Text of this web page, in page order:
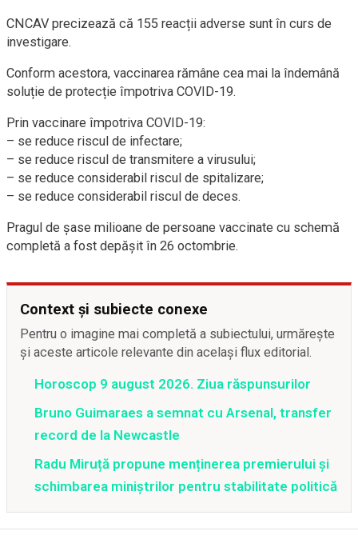
CNCAV precizează că 155 reacții adverse sunt în curs de
investigare.
Conform acestora, vaccinarea rămâne cea mai la îndemână
soluție de protecție împotriva COVID-19.
Prin vaccinare împotriva COVID-19:
– se reduce riscul de infectare;
– se reduce riscul de transmitere a virusului;
– se reduce considerabil riscul de spitalizare;
– se reduce considerabil riscul de deces.
Pragul de șase milioane de persoane vaccinate cu schemă
completă a fost depășit în 26 octombrie.
Context și subiecte conexe
Pentru o imagine mai completă a subiectului, urmărește
și aceste articole relevante din același flux editorial.
Horoscop 9 august 2026. Ziua răspunsurilor
Bruno Guimaraes a semnat cu Arsenal, transfer
record de la Newcastle
Radu Miruță propune menținerea premierului și
schimbarea miniștrilor pentru stabilitate politică